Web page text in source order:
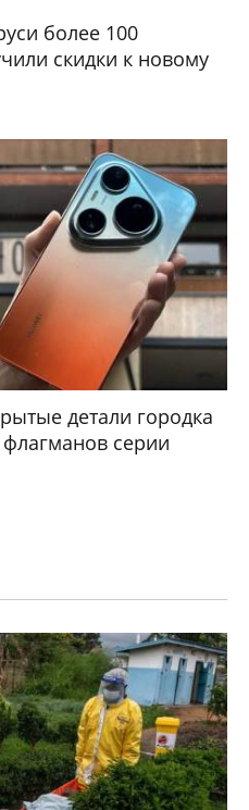
более 100
скидки к новому
детали городка
серии